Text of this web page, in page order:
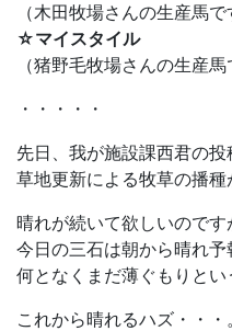
（木田牧場さんの生産馬で
☆マイスタイル
（猪野毛牧場さんの生産馬
・・・・・
先日、我が施設課西君の
草地更新による牧草の播種
晴れが続いて欲しいのです
今日の三石は朝から晴れ予
何となくまだ薄ぐもりとい
これから晴れるハズ・・・。